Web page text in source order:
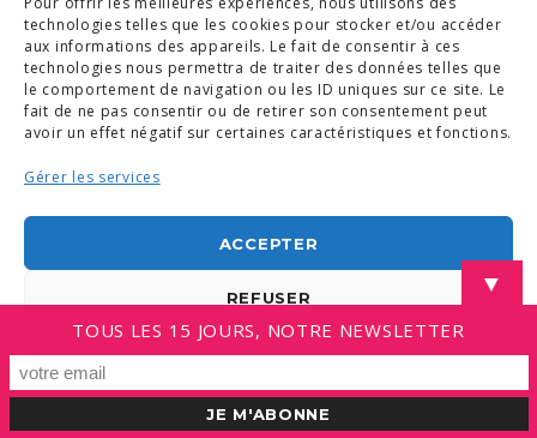
technologies telles que les cookies pour stocker et/ou accéder
aux informations des appareils. Le fait de consentir à ces
technologies nous permettra de traiter des données telles que
le comportement de navigation ou les ID uniques sur ce site. Le
fait de ne pas consentir ou de retirer son consentement peut
avoir un effet négatif sur certaines caractéristiques et fonctions.
Gérer les services
ACCEPTER
REFUSER
VOIR LES PRÉFÉRENCES
Politique de cookies
LINKEDIN
▼
TOUS LES 15 JOURS, NOTRE NEWSLETTER